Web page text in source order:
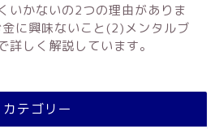
いかないの2つの理由がありま
に興味ないこと(2)メンタルブ
詳しく解説しています。
カテゴリー